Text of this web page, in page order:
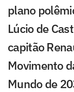
plano
Lúcio de
capitão
Movimento
Mundo de